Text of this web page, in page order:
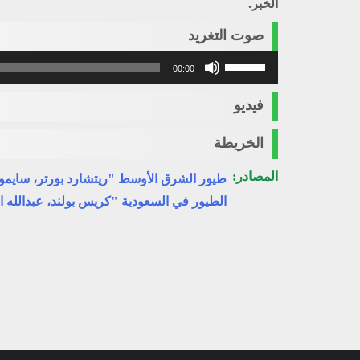
الخبر.
صوت التغريد
00:00
الأسهم
أعلى/
أسفل
لزيادة
أو
خفض
فيديو
الخريطة
المصادر: طيور الشرق الأوسط "ريتشارد بورتر،
الطيور في السعودية "كريس بولند، عبدالله